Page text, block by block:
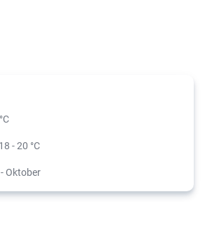
- 20 °C
Oktober